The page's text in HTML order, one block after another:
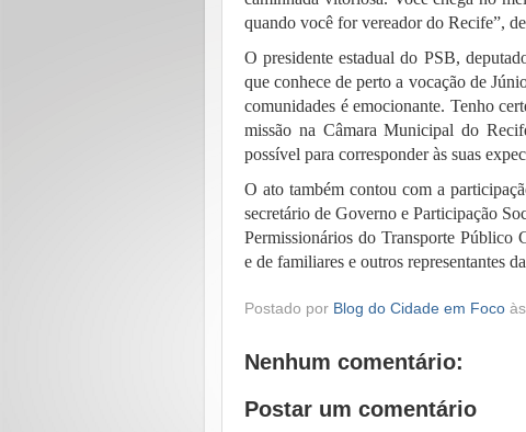
quando você for vereador do Recife”,
O presidente estadual do PSB,
que conhece de perto a vocação de
comunidades é emocionante. Tenho
missão na Câmara Municipal do
possível para corresponder às suas
O ato também contou com a
secretário de Governo e Participação
Permissionários do Transporte Público
e de familiares e outros representantes
Postado por Blog do Cidade em Foco às
Nenhum comentário:
Postar um comentário